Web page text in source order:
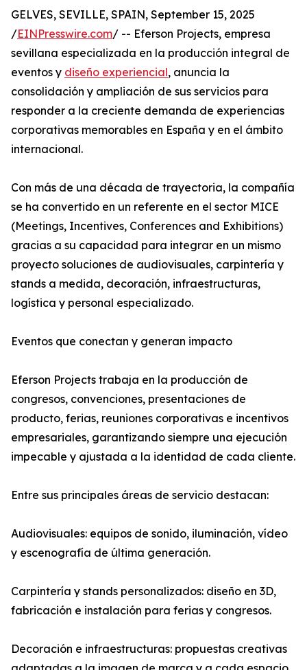
GELVES, SEVILLE, SPAIN, September 15, 2025
/EINPresswire.com/ -- Eferson Projects, empresa
sevillana especializada en la producción integral de
eventos y diseño experiencial, anuncia la
consolidación y ampliación de sus servicios para
responder a la creciente demanda de experiencias
corporativas memorables en España y en el ámbito
internacional.
Con más de una década de trayectoria, la compañía
se ha convertido en un referente en el sector MICE
(Meetings, Incentives, Conferences and Exhibitions)
gracias a su capacidad para integrar en un mismo
proyecto soluciones de audiovisuales, carpintería y
stands a medida, decoración, infraestructuras,
logística y personal especializado.
Eventos que conectan y generan impacto
Eferson Projects trabaja en la producción de
congresos, convenciones, presentaciones de
producto, ferias, reuniones corporativas e incentivos
empresariales, garantizando siempre una ejecución
impecable y ajustada a la identidad de cada cliente.
Entre sus principales áreas de servicio destacan:
Audiovisuales: equipos de sonido, iluminación, vídeo
y escenografía de última generación.
Carpintería y stands personalizados: diseño en 3D,
fabricación e instalación para ferias y congresos.
Decoración e infraestructuras: propuestas creativas